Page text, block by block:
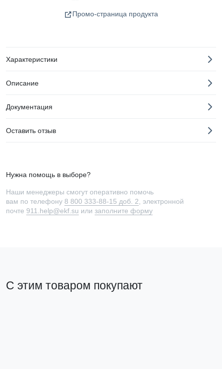
Промо-страница продукта
Характеристики
Описание
Документация
Оставить отзыв
Нужна помощь в выборе?
Наши менеджеры смогут оперативно помочь
вам по телефону 8 800 333-88-15 доб. 2 , электронной
почте 911.help@ekf.su или заполните форму
С этим товаром покупают